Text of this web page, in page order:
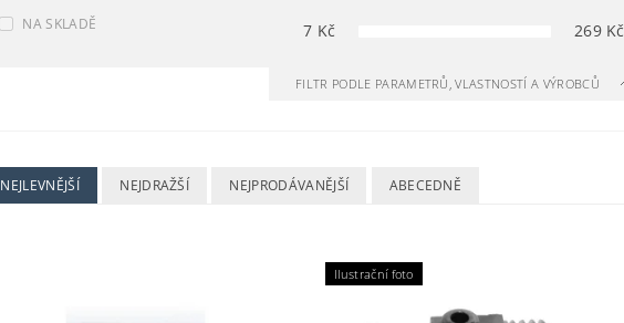
NA SKLADĚ 7 Kč 269Kč
FILTR PODLE PARAMETRŮ, VLASTNOSTÍ A VÝROBCŮ
NEJLEVNĚJŠÍ NEJDRAŽŠÍ NEJPRODÁVANĚJŠÍ ABECEDNĚ
Ilustrační foto